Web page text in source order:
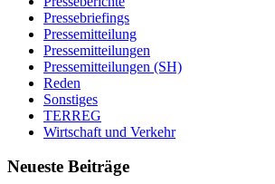
Pressebriefings
Pressemitteilung
Pressemitteilungen
Pressemitteilungen (SH)
Reden
Sonstiges
TERREG
Wirtschaft und Verkehr
Neueste Beiträge